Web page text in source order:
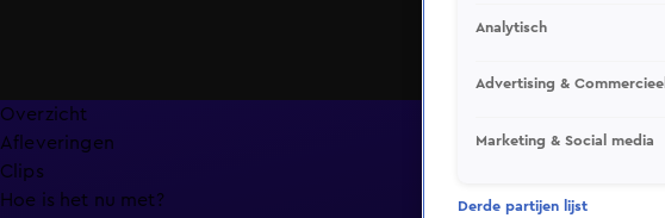
Overzicht
Afleveringen
Clips
Hoe is het nu met?
Analytisch
Advertising & Commercieel
Marketing & Social media
Derde partijen lijst